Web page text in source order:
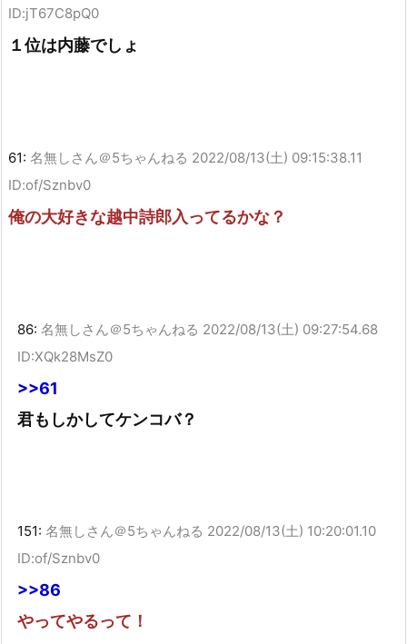
ID:jT67C8pQ0
１位は内藤でしょ
61: 名無しさん＠5ちゃんねる 2022/08/13(土) 09:15:38.11
ID:of/Sznbv0
俺の大好きな越中詩郎入ってるかな？
86: 名無しさん＠5ちゃんねる 2022/08/13(土) 09:27:54.68
ID:XQk28MsZ0
>>61
君もしかしてケンコバ？
151: 名無しさん＠5ちゃんねる 2022/08/13(土) 10:20:01.10
ID:of/Sznbv0
>>86
やってやるって！